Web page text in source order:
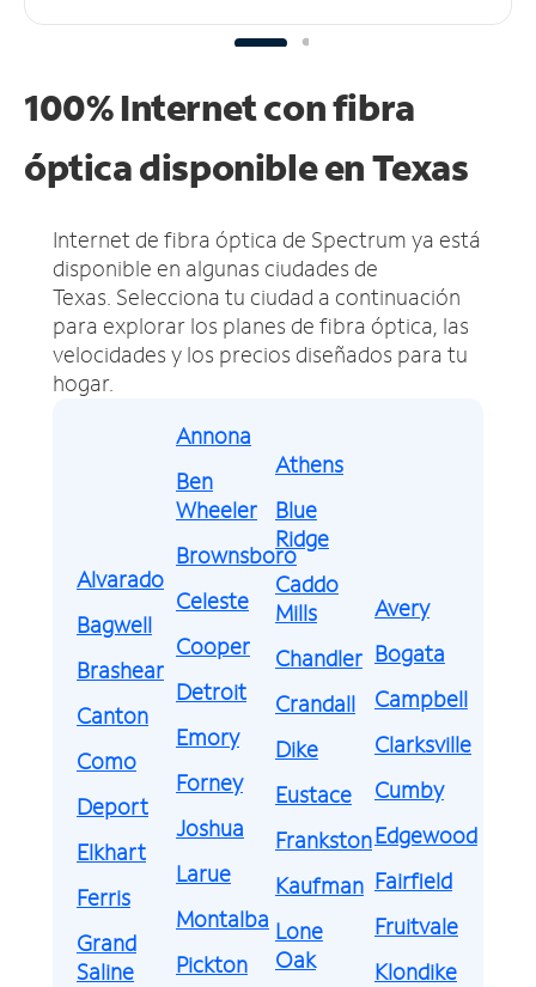
100% Internet con fibra
óptica disponible en Texas
Internet de fibra óptica de Spectrum ya está
disponible en algunas ciudades de
Texas. Selecciona tu ciudad a continuación
para explorar los planes de fibra óptica, las
velocidades y los precios diseñados para tu
hogar.
Alvarado
Bagwell
Brashear
Canton
Como
Deport
Elkhart
Ferris
Grand
Saline
Annona
Ben
Wheeler
Brownsboro
Celeste
Cooper
Detroit
Emory
Forney
Joshua
Larue
Montalba
Pickton
Athens
Blue
Ridge
Caddo
Mills
Chandler
Crandall
Dike
Eustace
Frankston
Kaufman
Lone
Oak
Avery
Bogata
Campbell
Clarksville
Cumby
Edgewood
Fairfield
Fruitvale
Klondike